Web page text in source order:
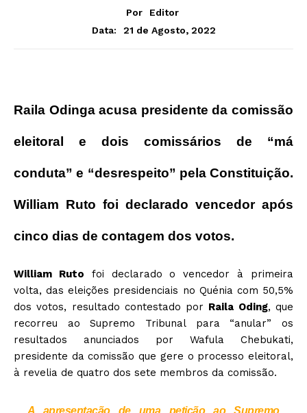
Por
Editor
Data:
21 de Agosto, 2022
Raila Odinga acusa presidente da comissão
eleitoral e dois comissários de “má
conduta” e “desrespeito” pela Constituição.
William Ruto foi declarado vencedor após
cinco dias de contagem dos votos.
William Ruto foi declarado o vencedor à primeira
volta, das eleições presidenciais no Quénia com 50,5%
dos votos, resultado contestado por Raila Oding, que
recorreu ao Supremo Tribunal para “anular” os
resultados anunciados por Wafula Chebukati,
presidente da comissão que gere o processo eleitoral,
à revelia de quatro dos sete membros da comissão.
A apresentação de uma petição ao Supremo